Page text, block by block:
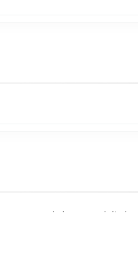
avec de bons produits